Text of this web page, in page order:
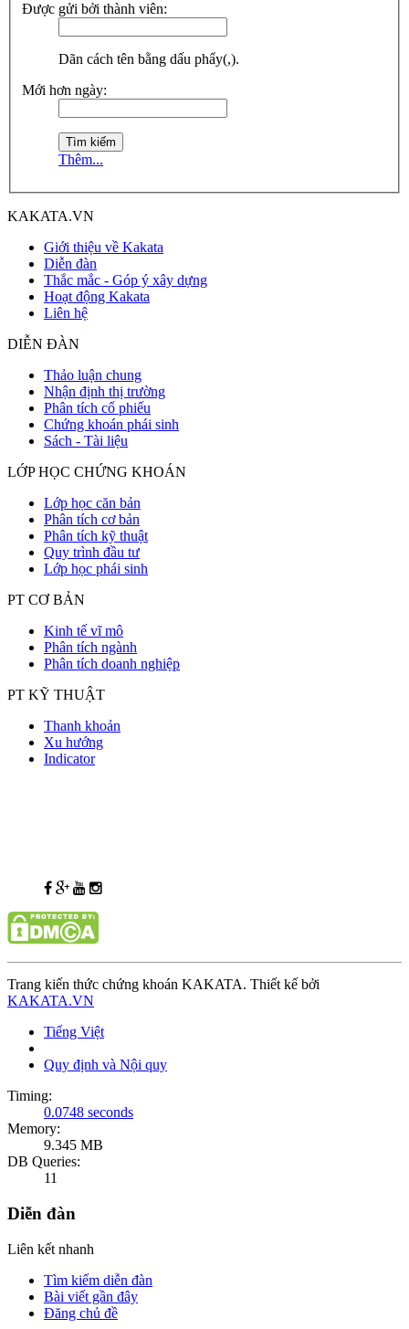
Được gửi bởi thành viên:
Dãn cách tên bằng dấu phẩy(,).
Mới hơn ngày:
Thêm...
KAKATA.VN
Giới thiệu về Kakata
Diễn đàn
Thắc mắc - Góp ý xây dựng
Hoạt động Kakata
Liên hệ
DIỄN ĐÀN
Thảo luận chung
Nhận định thị trường
Phân tích cổ phiếu
Chứng khoán phái sinh
Sách - Tài liệu
LỚP HỌC CHỨNG KHOÁN
Lớp học căn bản
Phân tích cơ bản
Phân tích kỹ thuật
Quy trình đầu tư
Lớp học phái sinh
PT CƠ BẢN
Kinh tế vĩ mô
Phân tích ngành
Phân tích doanh nghiệp
PT KỸ THUẬT
Thanh khoản
Xu hướng
Indicator
Trang kiến thức chứng khoán KAKATA. Thiết kế bởi
KAKATA.VN
Tiếng Việt
Quy định và Nội quy
Timing:
0.0748 seconds
Memory:
9.345 MB
DB Queries:
11
Diễn đàn
Liên kết nhanh
Tìm kiếm diễn đàn
Bài viết gần đây
Đăng chủ đề